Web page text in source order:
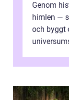
Genom
himlen —
och byggt